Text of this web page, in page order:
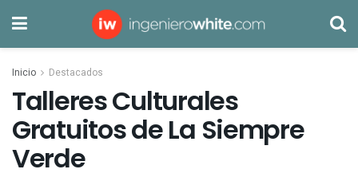
Inicio Destacados
Talleres Culturales
Gratuitos de La Siempre
Verde